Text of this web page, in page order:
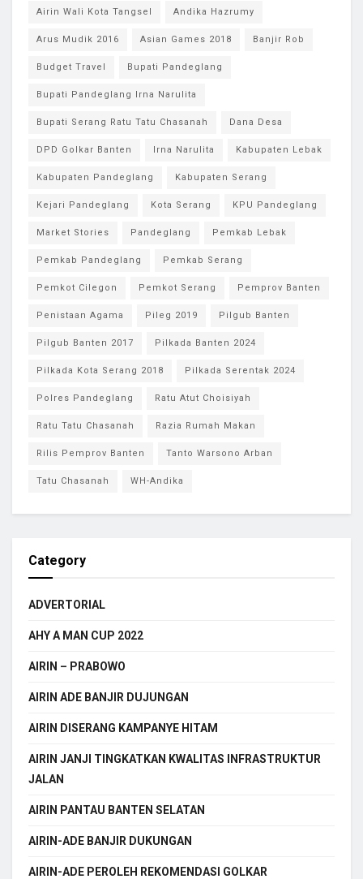
Airin Wali Kota Tangsel Andika Hazrumy
Arus Mudik 2016 Asian Games 2018 Banjir Rob
Budget Travel Bupati Pandeglang
Bupati Pandeglang Irna Narulita
Bupati Serang Ratu Tatu Chasanah Dana Desa
DPD Golkar Banten Irna Narulita Kabupaten Lebak
Kabupaten Pandeglang Kabupaten Serang
Kejari Pandeglang Kota Serang KPU Pandeglang
Market Stories Pandeglang Pemkab Lebak
Pemkab Pandeglang Pemkab Serang
Pemkot Cilegon Pemkot Serang Pemprov Banten
Penistaan Agama Pileg 2019 Pilgub Banten
Pilgub Banten 2017 Pilkada Banten 2024
Pilkada Kota Serang 2018 Pilkada Serentak 2024
Polres Pandeglang Ratu Atut Choisiyah
Ratu Tatu Chasanah Razia Rumah Makan
Rilis Pemprov Banten Tanto Warsono Arban
Tatu Chasanah WH-Andika
Category
ADVERTORIAL
AHY A MAN CUP 2022
AIRIN – PRABOWO
AIRIN ADE BANJIR DUJUNGAN
AIRIN DISERANG KAMPANYE HITAM
AIRIN JANJI TINGKATKAN KWALITAS INFRASTRUKTUR
JALAN
AIRIN PANTAU BANTEN SELATAN
AIRIN-ADE BANJIR DUKUNGAN
AIRIN-ADE PEROLEH REKOMENDASI GOLKAR